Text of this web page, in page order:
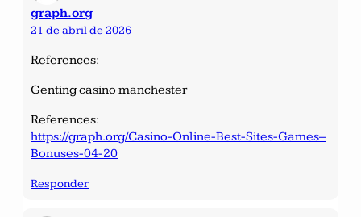
graph.org
21 de abril de 2026
References:
Genting casino manchester
References:
https://graph.org/Casino-Online-Best-Sites-Games–
Bonuses-04-20
Responder